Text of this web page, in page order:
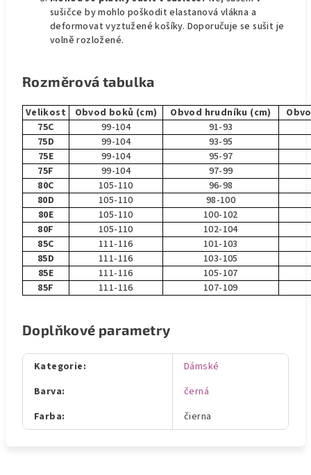
sušičce by mohlo poškodit elastanová vlákna a
deformovat vyztužené košíky. Doporučuje se sušit je
volně rozložené.
Rozměrová tabulka
Velikost Obvod boků (cm) Obvod hrudníku (cm)
75C
99-104
91-93
75D
99-104
93-95
75E
99-104
95-97
75F
99-104
97-99
80C
105-110
96-98
80D
105-110
98-100
80E
105-110
100-102
80F
105-110
102-104
85C
111-116
101-103
85D
111-116
103-105
85E
111-116
105-107
85F
111-116 107-109
Doplňkové parametry
Kategorie:
Dámské
Barva:
černá
Farba: čierna